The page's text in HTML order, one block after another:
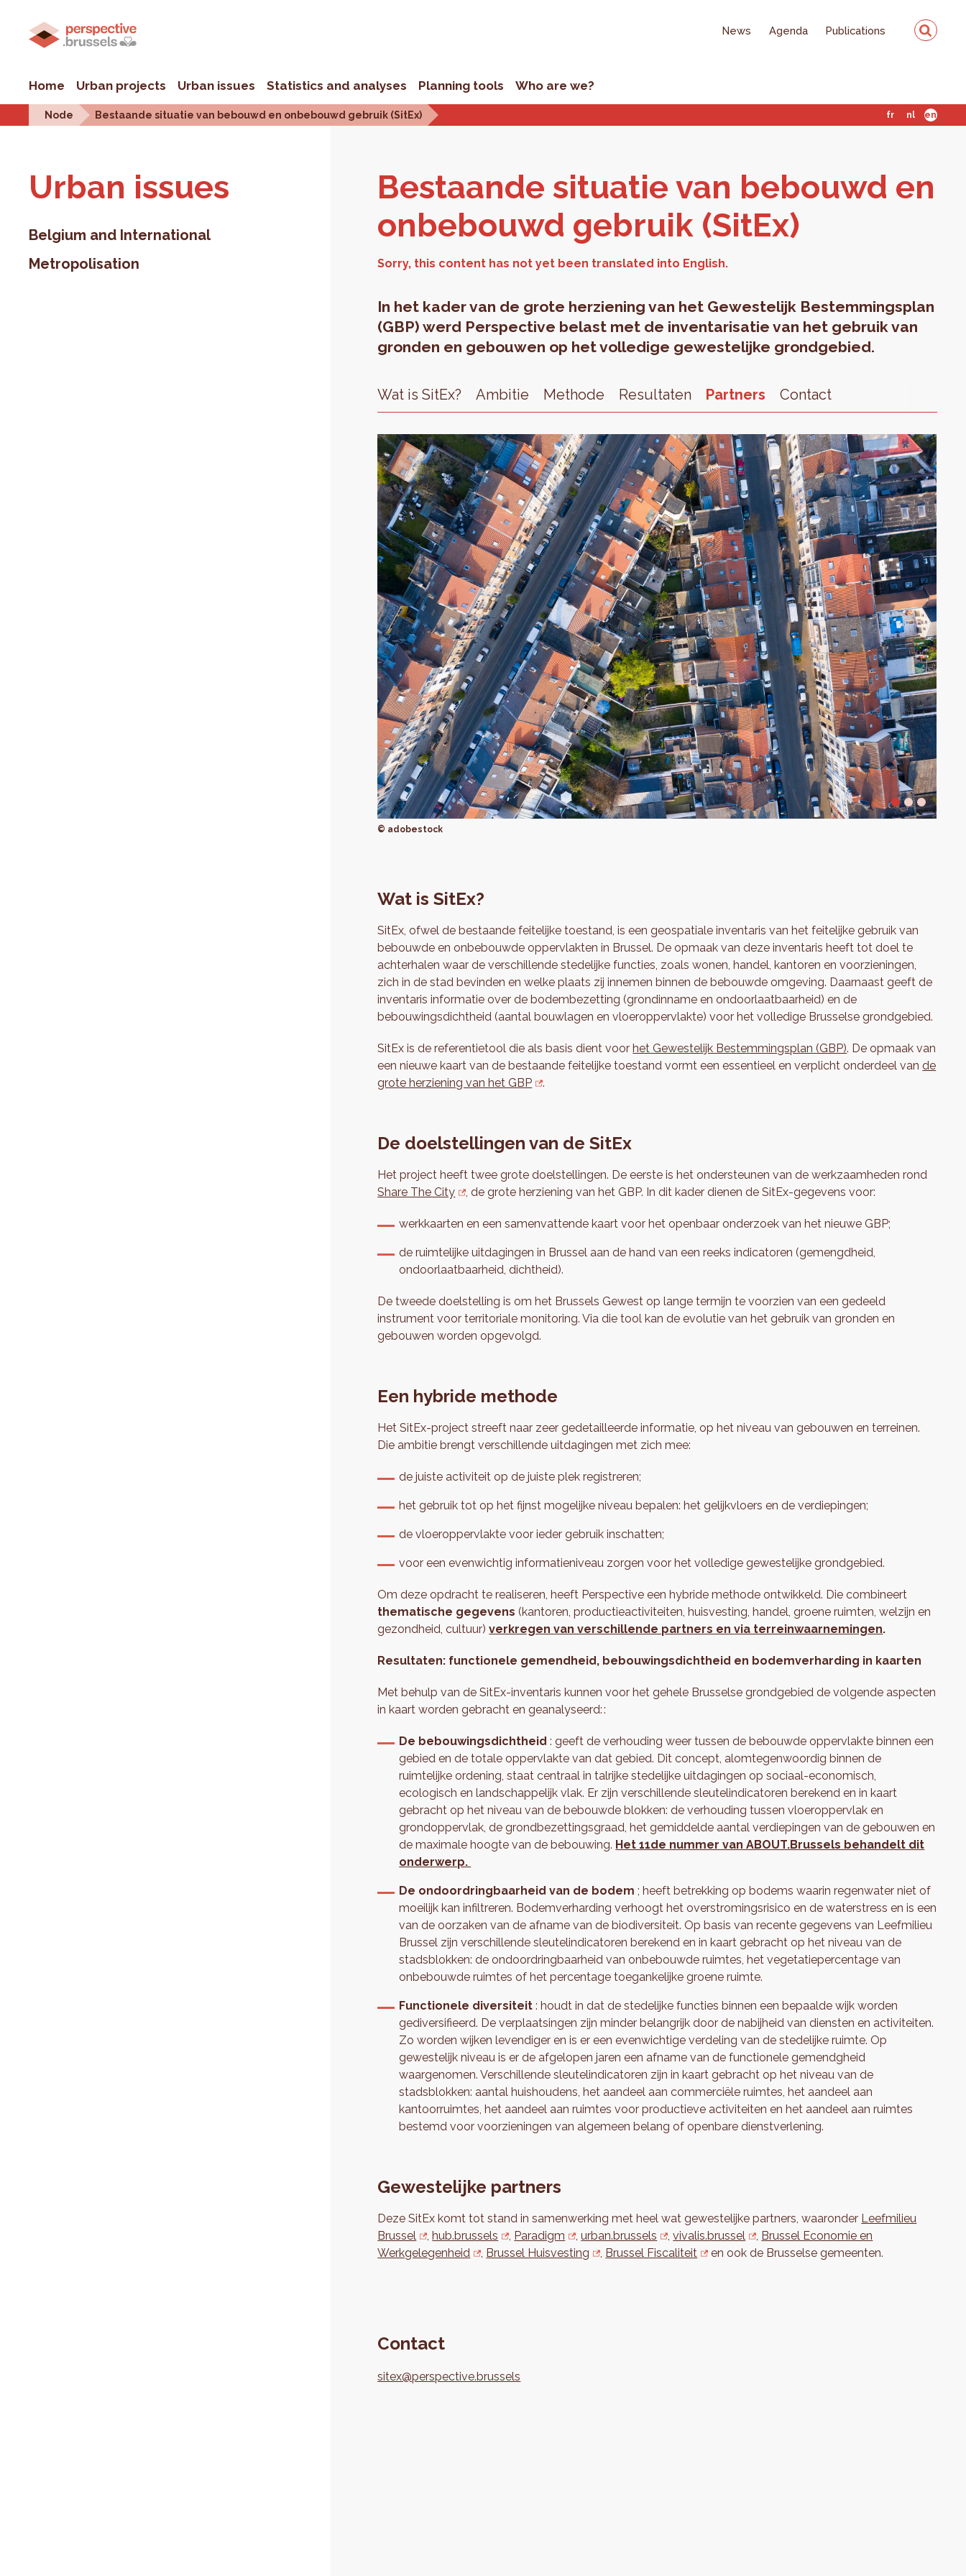
News Agenda Publications
Home Urban projects Urban issues Statistics and analyses Planning tools Who are we?
Node Bestaande situatie van bebouwd en onbebouwd gebruik (SitEx) fr nl en
Urban is­sues
Belgium and International
Metropolisation
Bestaande sit­u­atie van be­bouwd en
on­be­bouwd ge­bruik (SitEx)
In het kader van de grote herziening van het Gewestelijk Bestemmingsplan
(GBP) werd Perspective belast met de inventarisatie van het gebruik van
gronden en gebouwen op het volledige gewestelijke grondgebied.
Wat is SitEx? Ambitie Methode Resultaten Partners Contact
© adobestock
Wat is SitEx?
SitEx, ofwel de bestaande feitelijke toestand, is een geospatiale inventaris van het feitelijke gebruik van
bebouwde en onbebouwde oppervlakten in Brussel. De opmaak van deze inventaris heeft tot doel te
achterhalen waar de verschillende stedelijke functies, zoals wonen, handel, kantoren en voorzieningen,
zich in de stad bevinden en welke plaats zij innemen binnen de bebouwde omgeving. Daarnaast geeft de
inventaris informatie over de bodembezetting (grondinname en ondoorlaatbaarheid) en de
bebouwingsdichtheid (aantal bouwlagen en vloeroppervlakte) voor het volledige Brusselse grondgebied.
SitEx is de referentietool die als basis dient voorhet Gewestelijk Bestemmingsplan (GBP). De opmaak van
een nieuwe kaart van de bestaande feitelijke toestand vormt een essentieel en verplicht onderdeel vande
grote herziening van het GBP
.
De doelstellingen van de SitEx
Het project heeft twee grote doelstellingen. De eerste is het ondersteunen van de werkzaamheden rond
Share The City
, de grote herziening van het GBP. In dit kader dienen de SitEx-gegevens voor:
werkkaarten en een samenvattende kaart voor het openbaar onderzoek van het nieuwe GBP;
de ruimtelijke uitdagingen in Brussel aan de hand van een reeks indicatoren (gemengdheid,
ondoorlaatbaarheid, dichtheid).
De tweede doelstelling is om het Brussels Gewest op lange termijn te voorzien van een gedeeld
instrument voor territoriale monitoring. Via die tool kan de evolutie van het gebruik van gronden en
gebouwen worden opgevolgd.
Een hybride methode
Het SitEx-project streeft naar zeer gedetailleerde informatie, op het niveau van gebouwen en terreinen.
Die ambitie brengt verschillende uitdagingen met zich mee:
de juiste activiteit op de juiste plek registreren;
het gebruik tot op het fijnst mogelijke niveau bepalen: het gelijkvloers en de verdiepingen;
de vloeroppervlakte voor ieder gebruik inschatten;
voor een evenwichtig informatieniveau zorgen voor het volledige gewestelijke grondgebied.
Om deze opdracht te realiseren, heeft Perspective een hybride methode ontwikkeld. Die combineert
thematische gegevens (kantoren, productieactiviteiten, huisvesting, handel, groene ruimten, welzijn en
gezondheid, cultuur)verkregenvan verschillende partners envia terreinwaarnemingen.
Resultaten: functionele gemendheid, bebouwingsdichtheid en bodemverharding in kaarten
Met behulp van de SitEx-inventaris kunnen voor het gehele Brusselse grondgebied de volgende aspecten
in kaart worden gebracht en geanalyseerd: :
De bebouwingsdichtheid : geeft de verhouding weer tussen de bebouwde oppervlakte binnen een
gebied en de totale oppervlakte van dat gebied. Dit concept, alomtegenwoordig binnen de
ruimtelijke ordening, staat centraal in talrijke stedelijke uitdagingen op sociaal-economisch,
ecologisch en landschappelijk vlak. Er zijn verschillende sleutelindicatoren berekend en in kaart
gebracht op het niveau van de bebouwde blokken: de verhouding tussen vloeroppervlak en
grondoppervlak, de grondbezettingsgraad, het gemiddelde aantal verdiepingen van de gebouwen en
de maximale hoogte van de bebouwing. Het 11de nummer van ABOUT.Brussels behandelt dit
onderwerp.
De ondoordringbaarheid van de bodem ; heeft betrekking op bodems waarin regenwater niet of
moeilijk kan infiltreren. Bodemverharding verhoogt het overstromingsrisico en de waterstress en is een
van de oorzaken van de afname van de biodiversiteit. Op basis van recente gegevens van Leefmilieu
Brussel zijn verschillende sleutelindicatoren berekend en in kaart gebracht op het niveau van de
stadsblokken: de ondoordringbaarheid van onbebouwde ruimtes, het vegetatiepercentage van
onbebouwde ruimtes of het percentage toegankelijke groene ruimte.
Functionele diversiteit : houdt in dat de stedelijke functies binnen een bepaalde wijk worden
gediversifieerd. De verplaatsingen zijn minder belangrijk door de nabijheid van diensten en activiteiten.
Zo worden wijken levendiger en is er een evenwichtige verdeling van de stedelijke ruimte. Op
gewestelijk niveau is er de afgelopen jaren een afname van de functionele gemendgheid
waargenomen. Verschillende sleutelindicatoren zijn in kaart gebracht op het niveau van de
stadsblokken: aantal huishoudens, het aandeel aan commerciële ruimtes, het aandeel aan
kantoorruimtes, het aandeel aan ruimtes voor productieve activiteiten en het aandeel aan ruimtes
bestemd voor voorzieningen van algemeen belang of openbare dienstverlening.
Gewestelijke partners
Deze SitEx komt tot stand in samenwerking met heel wat gewestelijke partners, waaronder Leefmilieu
Brussel
,hub.brussels , Paradigm ,urban.brussels ,vivalis.brussel , Brussel Economie en
Werkgelegenheid
, Brussel Huisvesting , Brussel Fiscaliteit en ook de Brusselse gemeenten.
Contact
sitex@perspective.brussels